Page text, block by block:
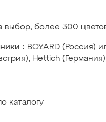
выбор, более 300
: BOYARD (Россия)
Hettich (Германия)
каталогу